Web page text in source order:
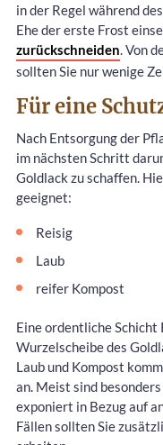
in der Regel während
Ehe der erste Frost
zurückschneiden . Von
sollten Sie nur wenige
Für eine
Nach Entsorgung der
im nächsten Schritt
Goldlack zu schaffen.
geeignet:
Reisig
Laub
reifer Kompost
Eine ordentliche Schicht
Wurzelscheibe des
Laub und Kompost
an. Meist sind
exponiert in Bezug auf
Fällen sollten Sie